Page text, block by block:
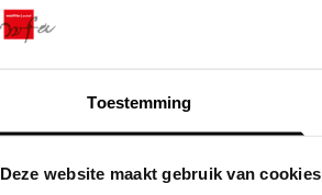
Toestemming
Deze website maakt gebruik van cookies